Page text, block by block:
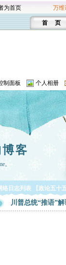
为首页 万维
首 页
制面板 个人相册
客
。
络日志列表 【政论五十
川普总统“推语”解